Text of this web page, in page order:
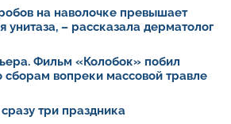
на наволочке превышает
унитаза, – рассказала дерматолог
Фильм «Колобок» побил
вопреки массовой травле
три праздника